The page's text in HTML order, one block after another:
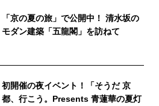
「京の夏の旅」で公開中！ 清水坂の
モダン建築「五龍閣」を訪ねて
初開催の夜イベント！「そうだ 京
都、行こう。Presents 青蓮華の夏灯